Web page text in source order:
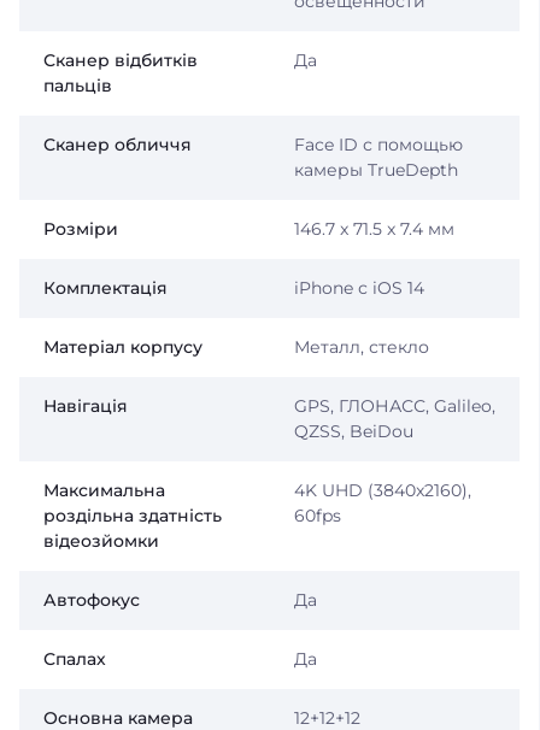
Сканер відбитків
пальців
Да
Сканер обличчя
Face ID с помощью
камеры TrueDepth
Розміри 146.7 x 71.5 x 7.4 мм
Комплектація iPhone с iOS 14
Матеріал корпусу Металл, стекло
Навігація
GPS, ГЛОНАСС, Galileo,
QZSS, BeiDou
Максимальна
роздільна здатність
відеозйомки
4K UHD (3840x2160),
60fps
Автофокус Да
Спалах Да
Основна камера
12+12+12